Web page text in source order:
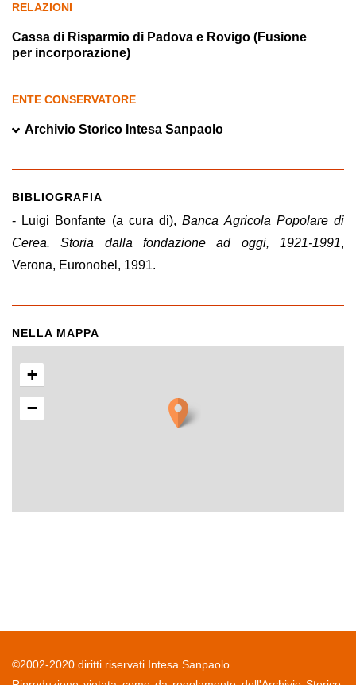
RELAZIONI
Cassa di Risparmio di Padova e Rovigo (Fusione
per incorporazione)
ENTE CONSERVATORE
Archivio Storico Intesa Sanpaolo
BIBLIOGRAFIA
- Luigi Bonfante (a cura di),Banca Agricola Popolare di
Cerea. Storia dalla fondazione ad oggi, 1921-1991,
Verona, Euronobel, 1991.
NELLA MAPPA
+
−
©2002-2020 diritti riservati Intesa Sanpaolo.